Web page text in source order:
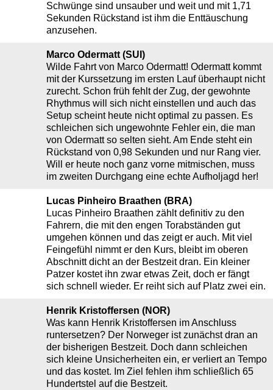
Schwünge sind unsauber und weit und mit 1,71
Sekunden Rückstand ist ihm die Enttäuschung
anzusehen.
Marco Odermatt (SUI)
Wilde Fahrt von Marco Odermatt! Odermatt kommt
mit der Kurssetzung im ersten Lauf überhaupt nicht
zurecht. Schon früh fehlt der Zug, der gewohnte
Rhythmus will sich nicht einstellen und auch das
Setup scheint heute nicht optimal zu passen. Es
schleichen sich ungewohnte Fehler ein, die man
von Odermatt so selten sieht. Am Ende steht ein
Rückstand von 0,98 Sekunden und nur Rang vier.
Will er heute noch ganz vorne mitmischen, muss
im zweiten Durchgang eine echte Aufholjagd her!
Lucas Pinheiro Braathen (BRA)
Lucas Pinheiro Braathen zählt definitiv zu den
Fahrern, die mit den engen Torabständen gut
umgehen können und das zeigt er auch. Mit viel
Feingefühl nimmt er den Kurs, bleibt im oberen
Abschnitt dicht an der Bestzeit dran. Ein kleiner
Patzer kostet ihn zwar etwas Zeit, doch er fängt
sich schnell wieder. Er reiht sich auf Platz zwei ein.
Henrik Kristoffersen (NOR)
Was kann Henrik Kristoffersen im Anschluss
runtersetzen? Der Norweger ist zunächst dran an
der bisherigen Bestzeit. Doch dann schleichen
sich kleine Unsicherheiten ein, er verliert an Tempo
und das kostet. Im Ziel fehlen ihm schließlich 65
Hundertstel auf die Bestzeit.